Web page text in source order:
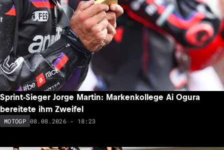
Sprint-Sieger Jorge Martin: Markenkollege Ai Ogura
bereitete ihm Zweifel
MOTOGP 08.08.2026 - 18:23